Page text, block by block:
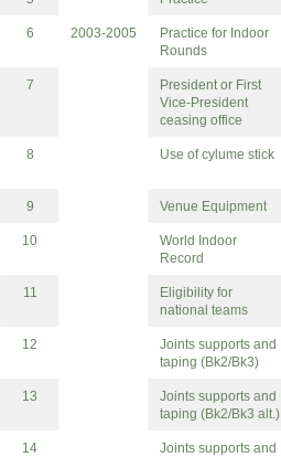
2003-2005
6
Practice for Indoor
Rounds
7
President or First
Vice-President
ceasing office
8 Use of cylume stick
9 Venue Equipment
10
World Indoor
Record
11
Eligibility for
national teams
12
Joints supports and
taping (Bk2/Bk3)
13
Joints supports and
taping (Bk2/Bk3 alt.)
14
Joints supports and